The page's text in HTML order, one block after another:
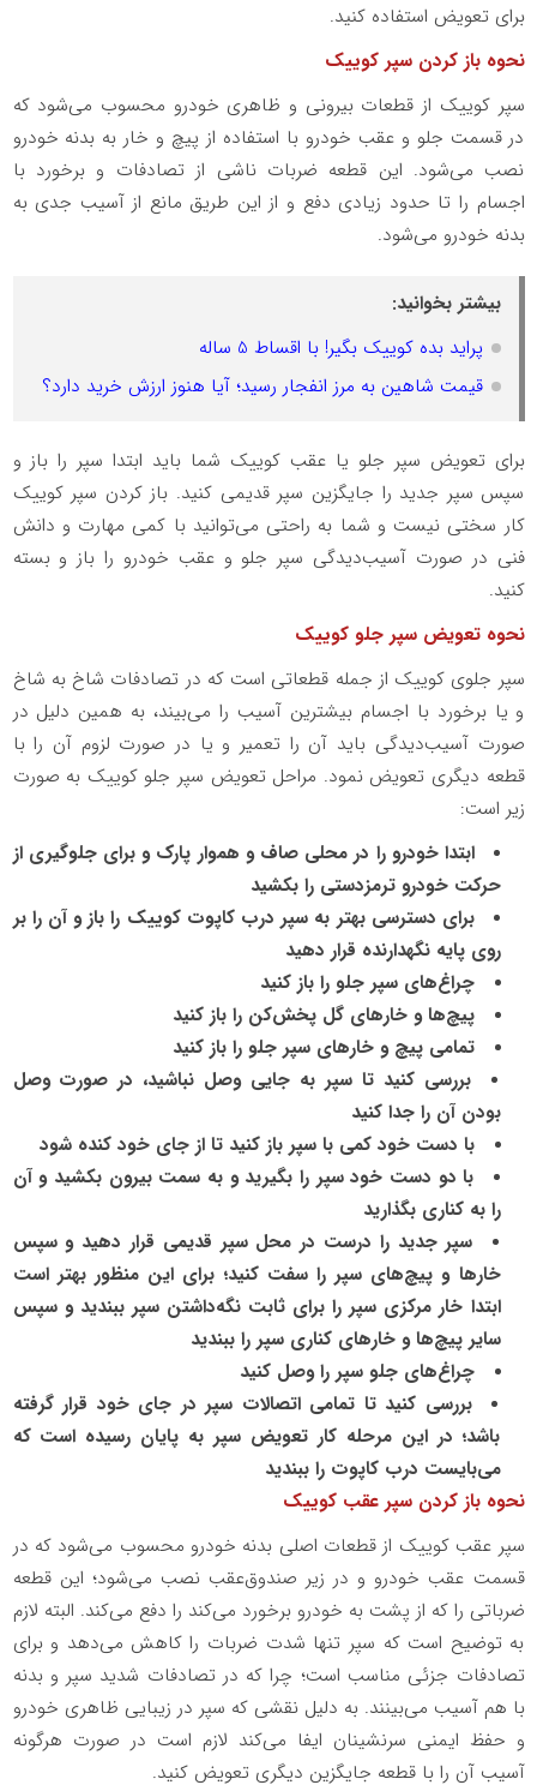
برای تعویض استفاده کنید.
نحوه باز کردن سپر کوییک
سپر کوییک از قطعات بیرونی و ظاهری خودرو محسوب می‌شود که
در قسمت جلو و عقب خودرو با استفاده از پیچ و خار به بدنه خودرو
نصب می‌شود. این قطعه ضربات ناشی از تصادفات و برخورد با
اجسام را تا حدود زیادی دفع و از این طریق مانع از آسیب جدی به
بدنه خودرو می‌شود.
بیشتر بخوانید:
پراید بده کوییک بگیر! با اقساط 5 ساله
قیمت شاهین به مرز انفجار رسید؛ آیا هنوز ارزش خرید دارد؟
برای تعویض سپر جلو یا عقب کوییک شما باید ابتدا سپر را باز و
سپس سپر جدید را جایگزین سپر قدیمی کنید. باز کردن سپر کوییک
کار سختی نیست و شما به راحتی می‌توانید با کمی مهارت و دانش
فنی در صورت آسیب‌دیدگی سپر جلو و عقب خودرو را باز و بسته
کنید.
نحوه تعویض سپر جلو کوییک
سپر جلوی کوییک از جمله قطعاتی است که در تصادفات شاخ به شاخ
و یا برخورد با اجسام بیشترین آسیب را می‌بیند، به همین دلیل در
صورت آسیب‌دیدگی باید آن را تعمیر و یا در صورت لزوم آن را با
قطعه دیگری تعویض نمود. مراحل تعویض سپر جلو کوییک به صورت
زیر است:
ابتدا خودرو را در محلی صاف و هموار پارک و برای جلوگیری از
حرکت خودرو ترمزدستی را بکشید
برای دسترسی بهتر به سپر درب کاپوت کوییک را باز و آن را بر
روی پایه نگهدارنده قرار دهید
چراغ‌های سپر جلو را باز کنید
پیچ‌ها و خارهای گل پخش‌کن را باز کنید
تمامی پیچ و خارهای سپر جلو را باز کنید
بررسی کنید تا سپر به جایی وصل نباشید، در صورت وصل
بودن آن را جدا کنید
با دست خود کمی با سپر باز کنید تا از جای خود کنده شود
با دو دست خود سپر را بگیرید و به سمت بیرون بکشید و آن
را به کناری بگذارید
سپر جدید را درست در محل سپر قدیمی قرار دهید و سپس
خارها و پیچ‌های سپر را سفت کنید؛ برای این منظور بهتر است
ابتدا خار مرکزی سپر را برای ثابت نگه‌داشتن سپر ببندید و سپس
سایر پیچ‌ها و خارهای کناری سپر را ببندید
چراغ‌های جلو سپر را وصل کنید
بررسی کنید تا تمامی اتصالات سپر در جای خود قرار گرفته
باشد؛ در این مرحله کار تعویض سپر به پایان رسیده است که
می‌بایست درب کاپوت را ببندید
نحوه باز کردن سپر عقب کوییک
سپر عقب کوییک از قطعات اصلی بدنه خودرو محسوب می‌شود که در
قسمت عقب خودرو و در زیر صندوق‌عقب نصب می‌شود؛ این قطعه
ضرباتی را که از پشت به خودرو برخورد می‌کند را دفع می‌کند. البته لازم
به توضیح است که سپر تنها شدت ضربات را کاهش می‌دهد و برای
تصادفات جزئی مناسب است؛ چرا که در تصادفات شدید سپر و بدنه
با هم آسیب می‌بینند. به دلیل نقشی که سپر در زیبایی ظاهری خودرو
و حفظ ایمنی سرنشینان ایفا می‌کند لازم است در صورت هرگونه
آسیب آن را با قطعه جایگزین دیگری تعویض کنید.